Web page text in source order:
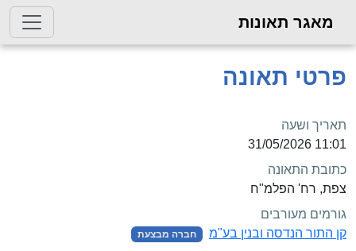
מאגר תאונות
פרטי תאונה
תאריך ושעה
11:01 31/05/2026
כתובת התאונה
צפת, רח' הפלמ"ח
גורמים מעורבים
קן התור הנדסה ובנין בע"מ
חברה מבצעת